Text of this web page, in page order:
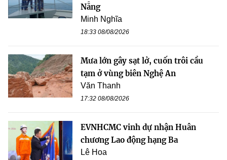
Nẵng
Minh Nghĩa
18:33 08/08/2026
Mưa lớn gây sạt lở, cuốn trôi cầu
tạm ở vùng biên Nghệ An
Văn Thanh
17:32 08/08/2026
EVNHCMC vinh dự nhận Huân
chương Lao động hạng Ba
Lê Hoa